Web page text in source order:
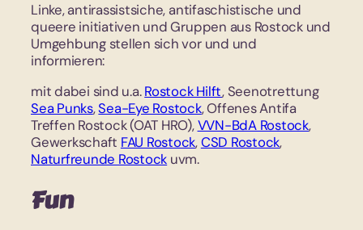
Linke, antirassistsiche, antifaschistische und
queere initiativen und Gruppen aus Rostock und
Umgehbung stellen sich vor und und
informieren:
mit dabei sind u.a.Rostock Hilft, Seenotrettung
Sea Punks,Sea-Eye Rostock, Offenes Antifa
Treffen Rostock (OAT HRO),VVN-BdA Rostock,
Gewerkschaft FAU Rostock,CSD Rostock,
Naturfreunde Rostock uvm.
Fun